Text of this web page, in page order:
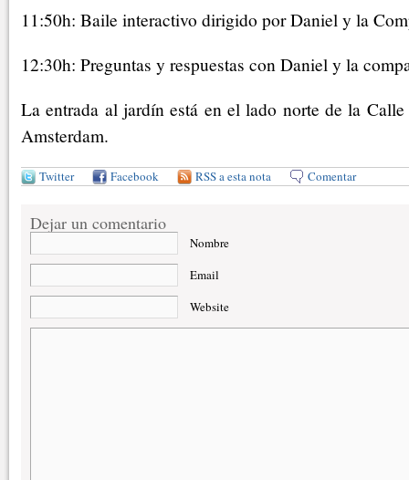
11:50h: Baile interactivo dirigido por Daniel y la
12:30h: Preguntas y respuestas con Daniel y la
La entrada al jardín está en el lado norte de la
Amsterdam.
Twitter Facebook RSS a esta nota Comentar
Dejar un comentario
Nombre
Email
Website